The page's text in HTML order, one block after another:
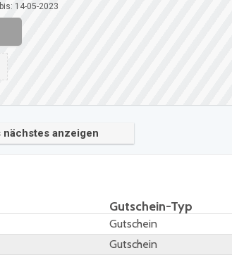
14-05-2023
nächstes anzeigen
Gutschein-Typ
Gutschein
Gutschein